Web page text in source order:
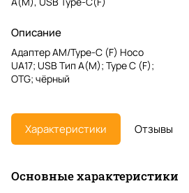
Описание
Адаптер AM/Type-C (F) Hoco
UA17; USB Тип A(M); Type C (F);
OTG; чёрный
Характеристики Отзывы
Основные характеристики